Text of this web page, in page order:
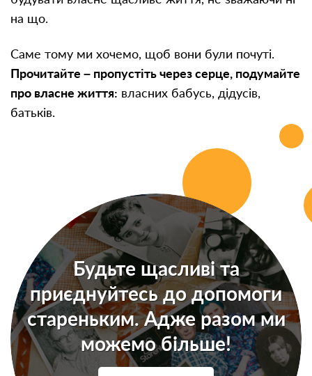
на що.
Саме тому ми хочемо, щоб вони були почуті.
Прочитайте – пропустіть через серце, подумайте
про власне життя: власних бабусь, дідусів,
батьків.
Будьте щасливі та
приєднуйтесь до допомоги
стареньким. Адже разом ми
можемо більше!